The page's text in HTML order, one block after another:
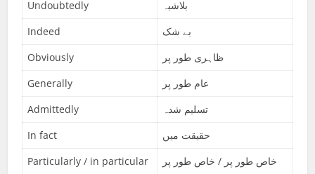
Undoubtedly
بلاشبہ
Indeed
بے شک
Obviously
ظاہری طور پر
Generally
عام طور پر
Admittedly
تسلیم شدہ
In fact
حقیقت میں
Particularly / in particular
خاص طور پر / خاص طور پر